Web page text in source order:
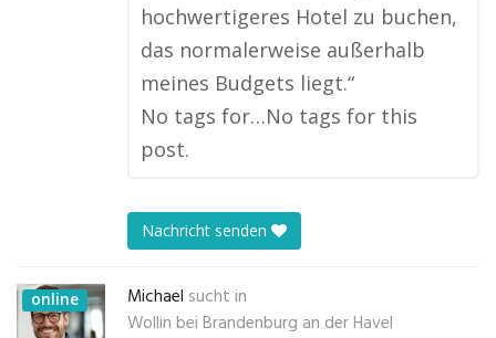
hochwertigeres Hotel zu buchen,
das normalerweise außerhalb
meines Budgets liegt.“
No tags for…No tags for this
post.
Nachricht senden
online Michael sucht in
Wollin bei Brandenburg an der Havel